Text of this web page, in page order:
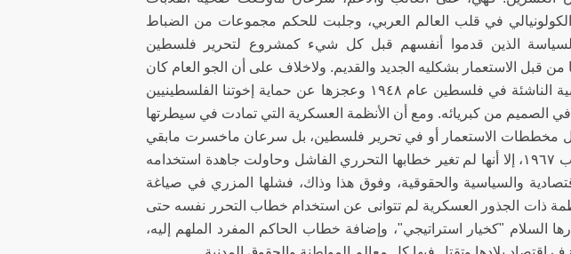
في قلب العالم العربي، وجلبت للحكم مجموعات من الضباط
الذين قدموا أنفسهم قبل كل شيء كمشروع لتحرير فلسطين
قبل الاستعمار بشكليه الجديد والقديم. ولاخلاف على أن الجو العام كان
مهيأً لتقبل هذه الادعاءات، فهزيمة الجيوش العربية الناشئة في فلسطين عام ١٩٤٨ وعجزها عن حماية إخوتنا الفلسطينيين
الصميم من كبريائه. ومع أن الأنظمة العسكرية التي تمادت في سيطرتها
مخططات الاستعمار أو في تحرير فلسطين، بل سرعان ماخسرت مابقي
منها، ومابقي من الكبرياء العربية نفسها، في حرب ١٩٦٧، إلا أنها لم تغير خطابها التحرري الفاشل وحاولت جاهدة استخدامه
والسياسية والحقوقية، وفوق هذا وذاك، فشلها المزري في صياغة
ذات الجذور العسكرية لم تتوانى عن استخدام خطاب التحرر نفسه حتى
السلام "كخيار استراتيجي"، وإضافة خطاب الحاكم المفرد الملهم إليه،